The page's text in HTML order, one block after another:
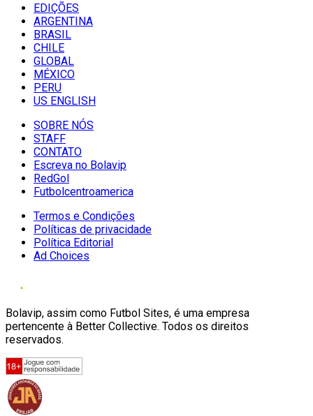
EDIÇÕES
ARGENTINA
BRASIL
CHILE
GLOBAL
MÉXICO
PERU
US ENGLISH
SOBRE NÓS
STAFF
CONTATO
Escreva no Bolavip
RedGol
Futbolcentroamerica
Termos e Condições
Políticas de privacidade
Política Editorial
Ad Choices
Bolavip, assim como Futbol Sites, é uma empresa
pertencente à Better Collective. Todos os direitos
reservados.